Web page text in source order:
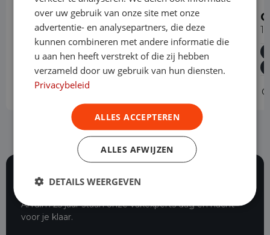
Opel Vivaro
1.5 CDTI L3H1 Edition Dubbele Cabine
Handgeschakeld 24.274 km
2022
Asten
L3H1
Operational lease
Al ruim 25 jaar staan onze vakexperts dag en nacht
voor je klaar.
over uw gebruik van onze site met onze
advertentie- en analysepartners, die deze
kunnen combineren met andere informatie die
u aan hen heeft verstrekt of die zij hebben
verzameld door uw gebruik van hun diensten.
Privacybeleid
ALLES ACCEPTEREN
ALLES AFWIJZEN
DETAILS WEERGEVEN